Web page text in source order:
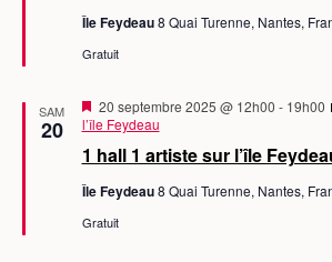
o
n
a
a
Île Feydeau8 Quai Turenne, Nantes,
Gratuit
SAM
20
1 hall 1 artiste sur l’île
M
i
e
a
a
20 septembre 2025 @ 12h00 - 19h00
l’île Feydeau
Île Feydeau8 Quai Turenne, Nantes,
Gratuit